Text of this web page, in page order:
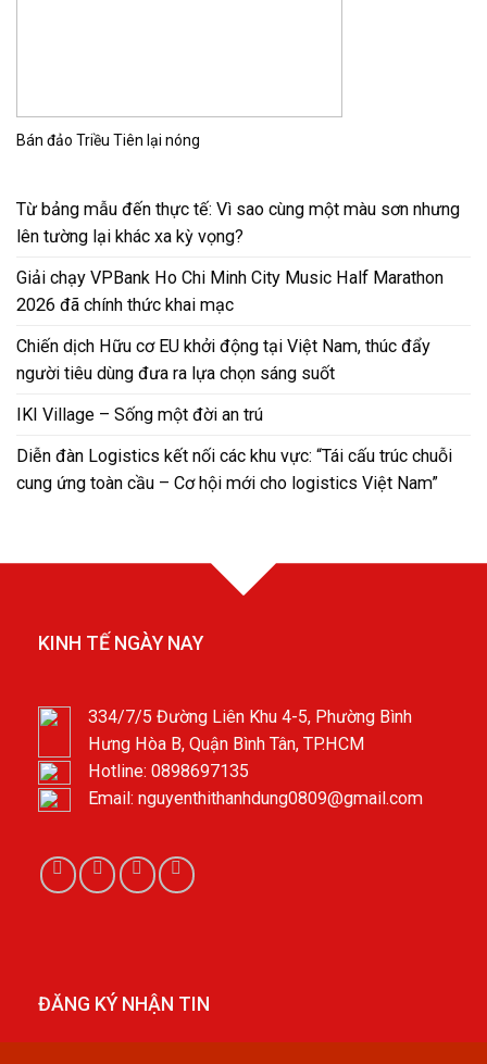
Bán đảo Triều Tiên lại nóng
Từ bảng mẫu đến thực tế: Vì sao cùng một màu sơn nhưng
lên tường lại khác xa kỳ vọng?
Giải chạy VPBank Ho Chi Minh City Music Half Marathon
2026 đã chính thức khai mạc
Chiến dịch Hữu cơ EU khởi động tại Việt Nam, thúc đẩy
người tiêu dùng đưa ra lựa chọn sáng suốt
IKI Village – Sống một đời an trú
Diễn đàn Logistics kết nối các khu vực: “Tái cấu trúc chuỗi
cung ứng toàn cầu – Cơ hội mới cho logistics Việt Nam”
KINH TẾ NGÀY NAY
334/7/5 Đường Liên Khu 4-5, Phường Bình
Hưng Hòa B, Quận Bình Tân, TP.HCM
Hotline: 0898697135
Email: nguyenthithanhdung0809@gmail.com
ĐĂNG KÝ NHẬN TIN